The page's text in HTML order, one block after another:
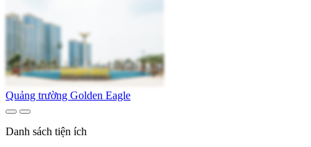
Quảng trường Golden Eagle
Danh sách tiện ích